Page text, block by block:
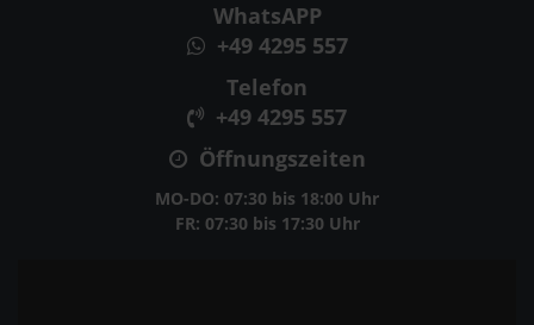
WhatsAPP
+49 4295 557
Telefon
+49 4295 557
Öffnungszeiten
MO-DO: 07:30 bis 18:00 Uhr
FR: 07:30 bis 17:30 Uhr